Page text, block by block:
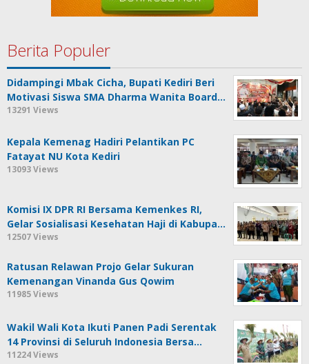
Berita Populer
Didampingi Mbak Cicha, Bupati Kediri Beri
Motivasi Siswa SMA Dharma Wanita Board…
13291 Views
Kepala Kemenag Hadiri Pelantikan PC
Fatayat NU Kota Kediri
13093 Views
Komisi IX DPR RI Bersama Kemenkes RI,
Gelar Sosialisasi Kesehatan Haji di Kabupa…
12507 Views
Ratusan Relawan Projo Gelar Sukuran
Kemenangan Vinanda Gus Qowim
11985 Views
Wakil Wali Kota Ikuti Panen Padi Serentak
14 Provinsi di Seluruh Indonesia Bersa…
11224 Views